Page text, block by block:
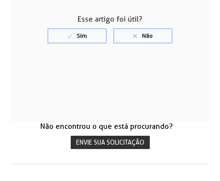
Esse artigo foi útil?
Não encontrou o que está procurando?
ENVIE SUA SOLICITAÇÃO